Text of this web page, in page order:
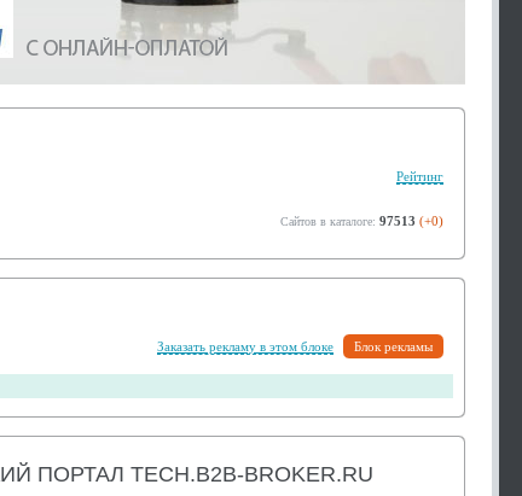
Рейтинг
Сайтов в каталоге: 97513 (+0)
Заказать рекламу в этом блоке Блок рекламы
ПОРТАЛ TECH.B2B-BROKER.RU